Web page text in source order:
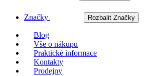
Značky Rozbalit Značky
Blog
Vše o nákupu
Praktické informace
Kontakty
Prodejny